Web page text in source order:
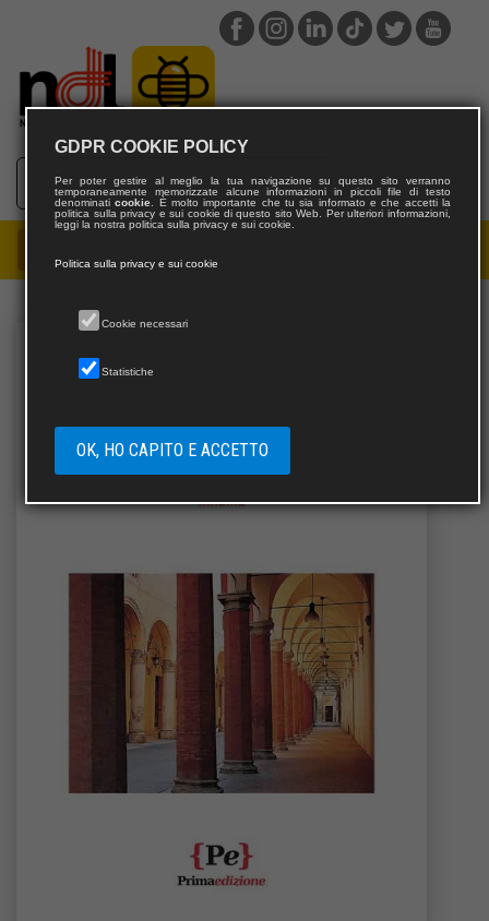
GDPR COOKIE POLICY
Per poter gestire al meglio la tua navigazione su questo sito verranno
temporaneamente memorizzate alcune informazioni in piccoli file di testo
denominaticookie . È molto importante che tu sia informato e che accetti la
politica sulla privacy e sui cookie di questo sito Web. Per ulteriori informazioni,
leggi la nostra politica sulla privacy e sui cookie.
Politica sulla privacy e sui cookie
Cookie necessari
Statistiche
OK, HO CAPITO E ACCETTO